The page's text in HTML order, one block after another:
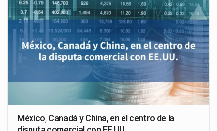
México, Canadá y China, en el centro de la